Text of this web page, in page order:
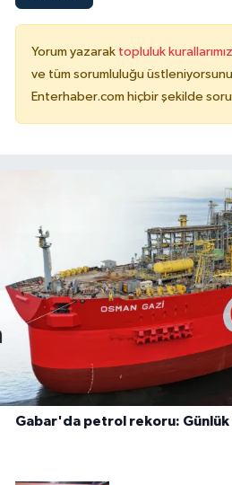
Yorum yazarak topluluk
ve tüm sorumluluğu
Enterhaber.com hiçbir şekilde
Gabar'da petrol rekoru: Günlük